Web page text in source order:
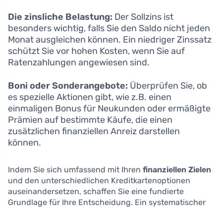
Die zinsliche Belastung: Der Sollzins ist
besonders wichtig, falls Sie den Saldo nicht jeden
Monat ausgleichen können. Ein niedriger Zinssatz
schützt Sie vor hohen Kosten, wenn Sie auf
Ratenzahlungen angewiesen sind.
Boni oder Sonderangebote: Überprüfen Sie, ob
es spezielle Aktionen gibt, wie z.B. einen
einmaligen Bonus für Neukunden oder ermäßigte
Prämien auf bestimmte Käufe, die einen
zusätzlichen finanziellen Anreiz darstellen
können.
Indem Sie sich umfassend mit Ihren finanziellen Zielen
und den unterschiedlichen Kreditkartenoptionen
auseinandersetzen, schaffen Sie eine fundierte
Grundlage für Ihre Entscheidung. Ein systematischer